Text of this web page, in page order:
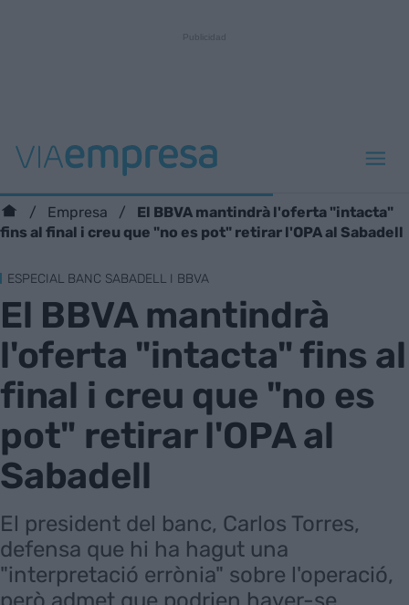
Empresa
El BBVA mantindrà l'oferta "intacta"
fins al final i creu que "no es pot" retirar l'OPA al Sabadell
ESPECIAL BANC SABADELL I BBVA
El BBVA mantindrà
l'oferta "intacta" fins al
final i creu que "no es
pot" retirar l'OPA al
Sabadell
El president del banc, Carlos Torres,
defensa que hi ha hagut una
"interpretació errònia" sobre l'operació,